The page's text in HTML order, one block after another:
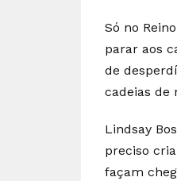
Só no
parar aos
de
cadeias de
Lindsay
preciso
façam